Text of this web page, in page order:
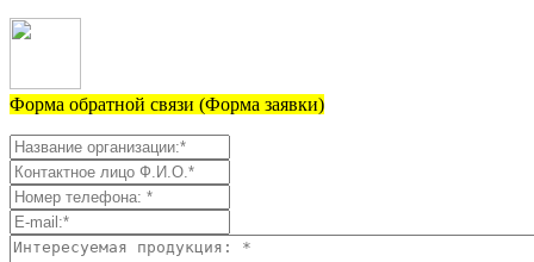
Форма обратной связи (Форма заявки)